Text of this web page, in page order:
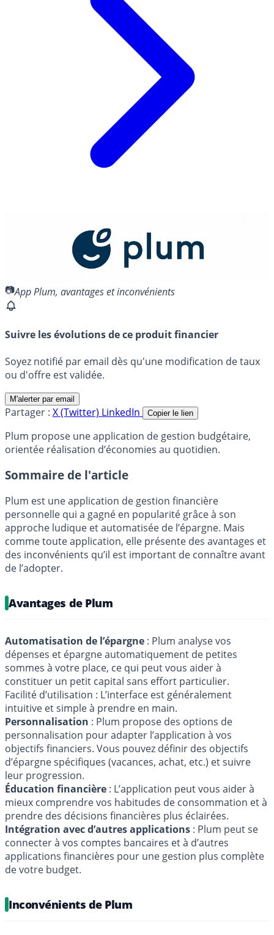
App Plum, avantages et inconvénients
Suivre les évolutions de ce produit financier
Soyez notifié par email dès qu'une modification de taux
ou d'offre est validée.
M'alerter par email
Partager : X (Twitter) LinkedIn Copier le lien
Plum propose une application de gestion budgétaire,
orientée réalisation d’économies au quotidien.
Sommaire de l'article
Plum est une application de gestion financière
personnelle qui a gagné en popularité grâce à son
approche ludique et automatisée de l’épargne. Mais
comme toute application, elle présente des avantages et
des inconvénients qu’il est important de connaître avant
de l’adopter.
Avantages de Plum
Automatisation de l’épargne : Plum analyse vos
dépenses et épargne automatiquement de petites
sommes à votre place, ce qui peut vous aider à
constituer un petit capital sans effort particulier.
Facilité d’utilisation : L’interface est généralement
intuitive et simple à prendre en main.
Personnalisation : Plum propose des options de
personnalisation pour adapter l’application à vos
objectifs financiers. Vous pouvez définir des objectifs
d’épargne spécifiques (vacances, achat, etc.) et suivre
leur progression.
Éducation financière : L’application peut vous aider à
mieux comprendre vos habitudes de consommation et à
prendre des décisions financières plus éclairées.
Intégration avec d’autres applications : Plum peut se
connecter à vos comptes bancaires et à d’autres
applications financières pour une gestion plus complète
de votre budget.
Inconvénients de Plum